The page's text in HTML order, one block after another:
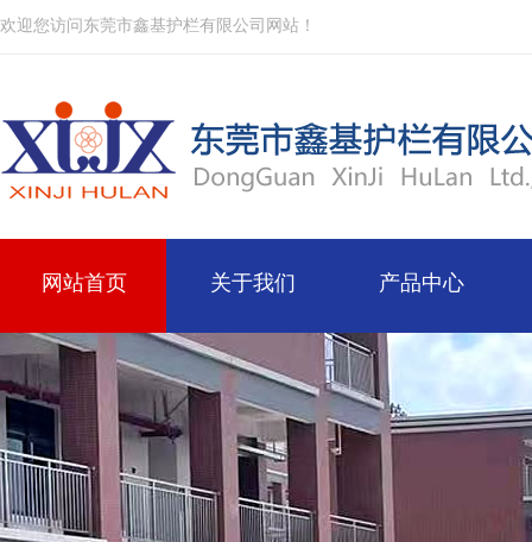
欢迎您访问东莞市鑫基护栏有限公司网站！
网站首页 关于我们 产品中心